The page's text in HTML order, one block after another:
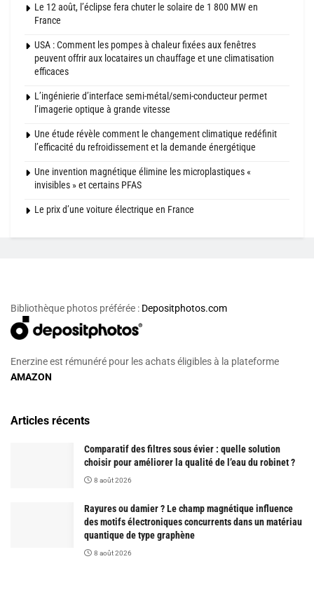
Le 12 août, l’éclipse fera chuter le solaire de 1 800 MW en
France
USA : Comment les pompes à chaleur fixées aux fenêtres
peuvent offrir aux locataires un chauffage et une climatisation
efficaces
L’ingénierie d’interface semi-métal/semi-conducteur permet
l’imagerie optique à grande vitesse
Une étude révèle comment le changement climatique redéfinit
l’efficacité du refroidissement et la demande énergétique
Une invention magnétique élimine les microplastiques «
invisibles » et certains PFAS
Le prix d’une voiture électrique en France
Bibliothèque photos préférée : Depositphotos.com
Enerzine est rémunéré pour les achats éligibles à la plateforme
AMAZON
Articles récents
Comparatif des filtres sous évier : quelle solution
choisir pour améliorer la qualité de l’eau du robinet ?
8 août 2026
Rayures ou damier ? Le champ magnétique influence
des motifs électroniques concurrents dans un matériau
quantique de type graphène
8 août 2026